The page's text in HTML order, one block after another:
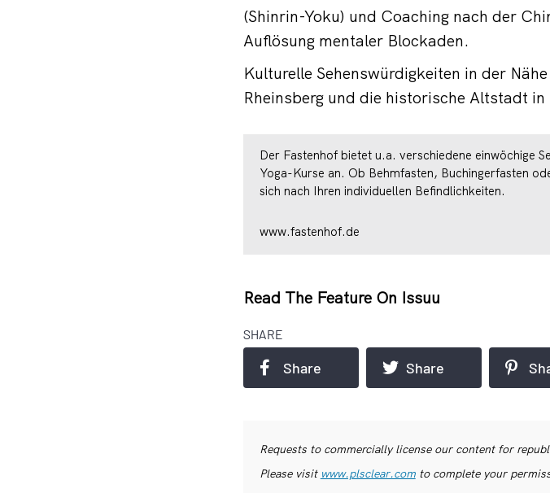
(Shinrin-Yoku) und Coaching nach der
Auflösung mentaler Blockaden.
Kulturelle Sehenswürdigkeiten in der
Rheinsberg und die historische Altstadt
Der Fastenhof bietet u.a. verschiedene einwöchige
Yoga-Kurse an. Ob Behmfasten, Buchingerfasten
sich nach Ihren individuellen Befindlichkeiten.
www.fastenhof.de
Read The Feature On Issuu
SHARE
Share Share
Requests to commercially license our content for
Please visit www.plsclear.comto complete your